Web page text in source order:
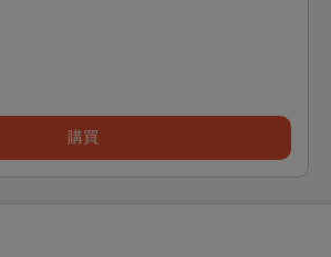
購買